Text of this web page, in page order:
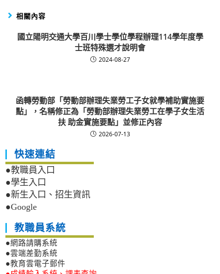
相關內容
國立陽明交通大學百川學士學位學程辦理114學年度學
士班特殊選才說明會
2024-08-27
函轉勞動部「勞動部辦理失業勞工子女就學補助實施要
點」，名稱修正為「勞動部辦理失業勞工在學子女生活
扶 助金實施要點」並修正內容
2026-07-13
快速連結
●教職員入口
●學生入口
●新生入口、招生資訊
●Google
教職員系統
●網路請購系統
●雲端差勤系統
●教育雲電子郵件